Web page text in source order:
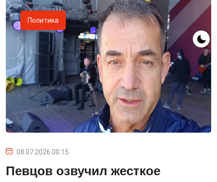
Политика
08.07.2026 00:15
Певцов озвучил жесткое